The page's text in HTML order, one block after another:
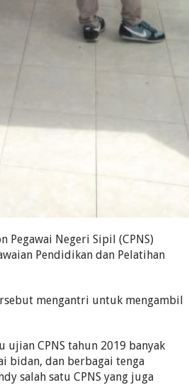
Pegawai Negeri Sipil (CPNS)
Pendidikan dan Pelatihan
mengantri untuk mengambil
CPNS tahun 2019 banyak
bidan, dan berbagai tenga
salah satu CPNS yang juga